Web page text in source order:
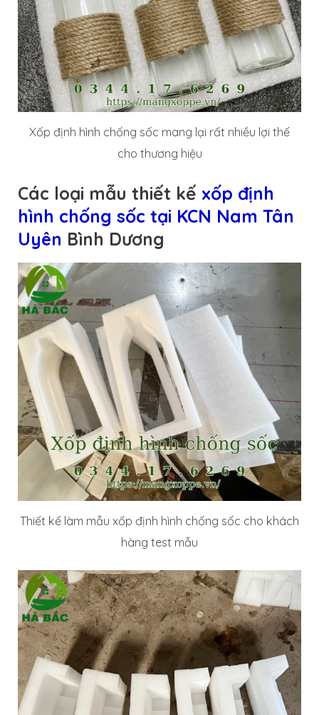
Xốp định hình chống sốc mang lại rất nhiều lợi thế
cho thương hiệu
Các loại mẫu thiết kế xốp định
hình chống sốc tại KCN Nam Tân
Uyên Bình Dương
Thiết kế làm mẫu xốp định hình chống sốc cho khách
hàng test mẫu